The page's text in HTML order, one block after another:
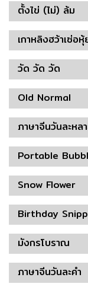
ตั้งไข่ (ไม่) ล้ม
เกาหลิงฮว้าเซ่อหุ้
วัด วัด วัด
Old Normal
ภาษาจีนวันละหล
Portable
Snow Flower
Birthday
มังกรโบราณ
ภาษาจีนวันละคำ